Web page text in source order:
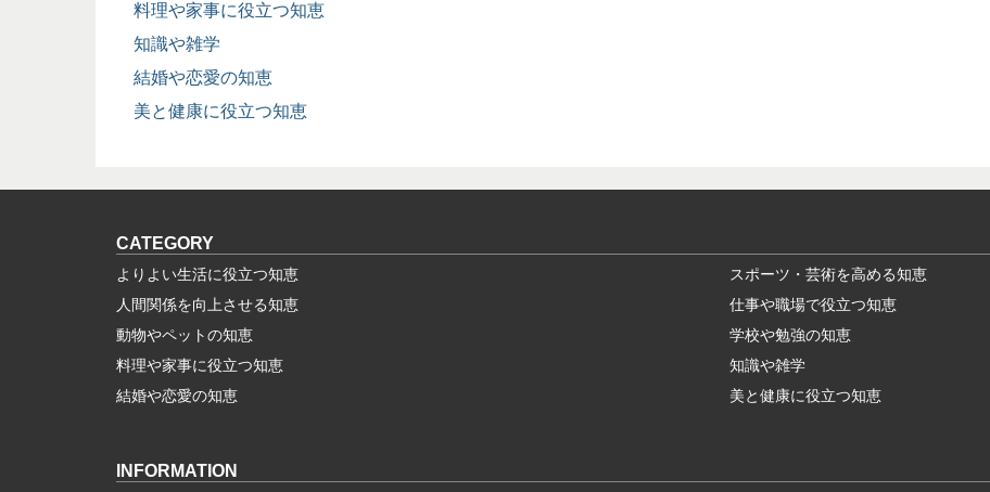
料理や家事に役立つ知恵
知識や雑学
結婚や恋愛の知恵
美と健康に役立つ知恵
CATEGORY
よりよい生活に役立つ知恵
スポーツ・芸術を高める知恵
人間関係を向上させる知恵
仕事や職場で役立つ知恵
動物やペットの知恵
学校や勉強の知恵
料理や家事に役立つ知恵
知識や雑学
結婚や恋愛の知恵
美と健康に役立つ知恵
INFORMATION